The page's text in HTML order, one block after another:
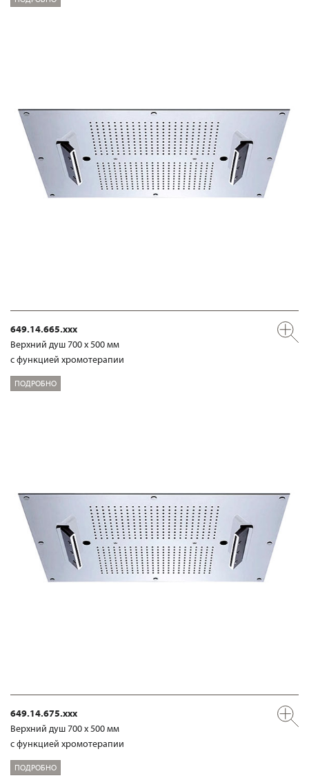
649.14.665.xxx
Верхний душ 700 х 500 мм
с функцией хромотерапии
ПОДРОБНО
649.14.675.xxx
Верхний душ 700 х 500 мм
с функцией хромотерапии
ПОДРОБНО